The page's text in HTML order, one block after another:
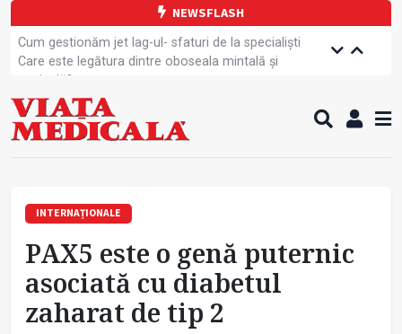
NEWSFLASH
Cum gestionăm jet lag-ul- sfaturi de la specialiști
Care este legătura dintre oboseala mintală și
caniculă?
Campanie de prevenție dedicată sportivelor
Un nou studiu pentru testarea unui vaccin împotriva
tulpinei Bundibugyo a virusului Ebola
sănătate
Demersuri pentru acces transfrontalier la date
Contractul cadru ar putea fi modificat
Comercializarea unor medicamente, blocată
temporar
INTERNAȚIONALE
PAX5 este o genă puternic
asociată cu diabetul
zaharat de tip 2